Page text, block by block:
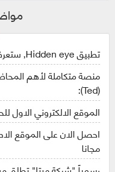
تطبيق Hidden eye, ستعرف هوية من يتلصص على هاتفك
منصة متكاملة لأهم
(Ted):
الموقع الالكتروني
مجانا